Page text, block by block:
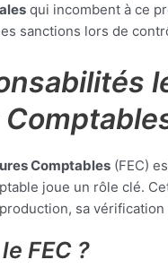
qui incombent à ce
sanctions lors de
Comptables (FEC)
joue un rôle clé.
sa
FEC ?